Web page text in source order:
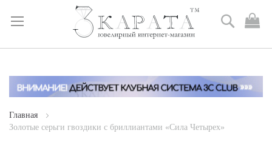
Skip
Content
Поиск
Главная
Золотые серьги гвоздики с бриллиантами «Сила Четырех»